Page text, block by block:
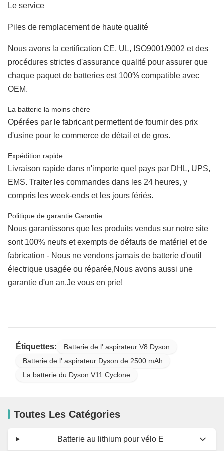
Le service
Piles de remplacement de haute qualité
Nous avons la certification CE, UL, ISO9001/9002 et des
procédures strictes d'assurance qualité pour assurer que
chaque paquet de batteries est 100% compatible avec
OEM.
La batterie la moins chère
Opérées par le fabricant permettent de fournir des prix
d'usine pour le commerce de détail et de gros.
Expédition rapide
Livraison rapide dans n'importe quel pays par DHL, UPS,
EMS. Traiter les commandes dans les 24 heures, y
compris les week-ends et les jours fériés.
Politique de garantie Garantie
Nous garantissons que les produits vendus sur notre site
sont 100% neufs et exempts de défauts de matériel et de
fabrication - Nous ne vendons jamais de batterie d'outil
électrique usagée ou réparée,Nous avons aussi une
garantie d'un an.Je vous en prie!
Étiquettes:
Batterie de l' aspirateur V8 Dyson
Batterie de l' aspirateur Dyson de 2500 mAh
La batterie du Dyson V11 Cyclone
Toutes Les Catégories
Batterie au lithium pour vélo E